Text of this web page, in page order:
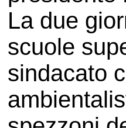
La due
scuole
sindacato